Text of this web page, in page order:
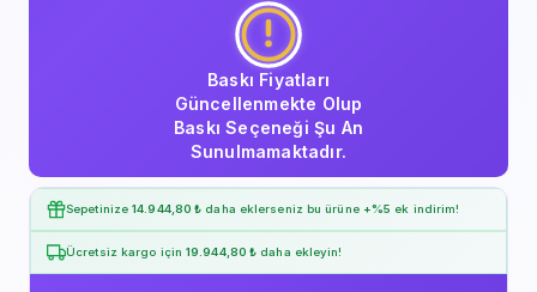
Baskı Fiyatları
Güncellenmekte Olup
Baskı Seçeneği Şu An
Sunulmamaktadır.
Sepetinize14.944,80 ₺ daha eklerseniz bu ürüne +%5 ek indirim!
Ücretsiz kargo için 19.944,80 ₺ daha ekleyin!